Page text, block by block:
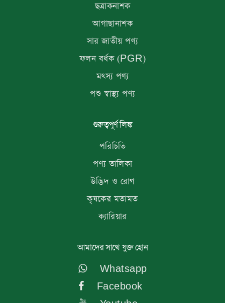
ছত্রাকনাশক
আগাছানাশক
সার জাতীয় পণ্য
ফলন বর্ধক (PGR)
মৎস্য পণ্য
পশু স্বাস্থ্য পণ্য
গুরুত্বপূর্ণ লিঙ্ক
পরিচিতি
পণ্য তালিকা
উদ্ভিদ ও রোগ
কৃষকের মতামত
ক্যারিয়ার
আমাদের সাথে যুক্ত হোন
Whatsapp
Facebook